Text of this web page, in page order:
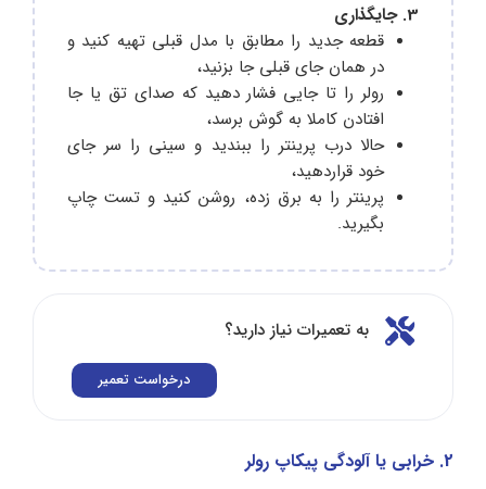
3. جایگذاری
قطعه جدید را مطابق با مدل قبلی تهیه کنید و
در همان جای قبلی جا بزنید،
رولر را تا جایی فشار دهید که صدای تق یا جا
افتادن کاملا به گوش برسد،
حالا درب پرینتر را ببندید و سینی را سر جای
خود قرار‌دهید،
پرینتر را به برق زده، روشن کنید و تست چاپ
بگیرید.
به تعمیرات نیاز دارید؟
درخواست تعمیر
2. خرابی یا آلودگی پیکاپ رولر